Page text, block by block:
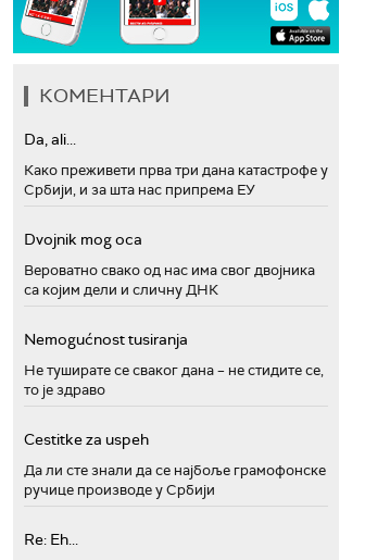
КОМЕНТАРИ
Da, ali...
Како преживети прва три дана катастрофе у
Србији, и за шта нас припрема ЕУ
Dvojnik mog oca
Вероватно свако од нас има свог двојника
са којим дели и сличну ДНК
Nemogućnost tusiranja
Не туширате се сваког дана – не стидите се,
то је здраво
Cestitke za uspeh
Да ли сте знали да се најбоље грамофонске
ручице производе у Србији
Re: Eh...